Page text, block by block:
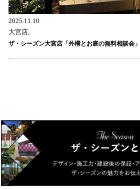
2025.11.10
大宮店,
ザ・シーズン大宮店「外構とお庭の無料相談会